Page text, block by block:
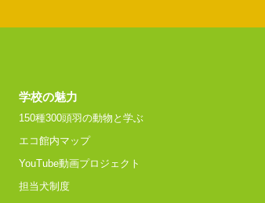
学校の魅力
150種300頭羽の動物と学ぶ
エコ館内マップ
YouTube動画プロジェクト
担当犬制度